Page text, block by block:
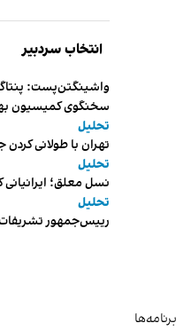
انتخاب سردبیر
واشینگتن‌پست:
سخنگوی کمیسیون بهداشت مجلس: حذف
تحلیل
تهران با طولانی
تحلیل
نسل معلق؛
تحلیل
رییس‌جمهور
برنامه‌ها